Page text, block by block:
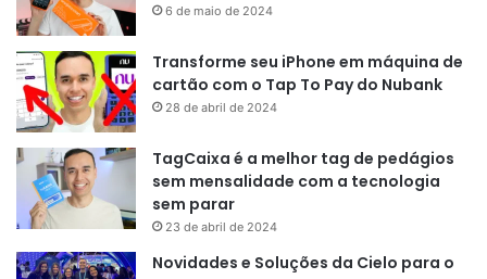
6 de maio de 2024
Transforme seu iPhone em máquina de
cartão com o Tap To Pay do Nubank
28 de abril de 2024
TagCaixa é a melhor tag de pedágios
sem mensalidade com a tecnologia
sem parar
23 de abril de 2024
Novidades e Soluções da Cielo para o